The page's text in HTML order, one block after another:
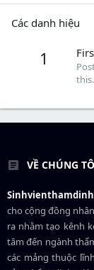
Các danh hiệu
1
this.
VỀ CHÚNG
cho cộng đồng
ra nhằm tạo kênh
tâm đến ngành
các mảng thuộc